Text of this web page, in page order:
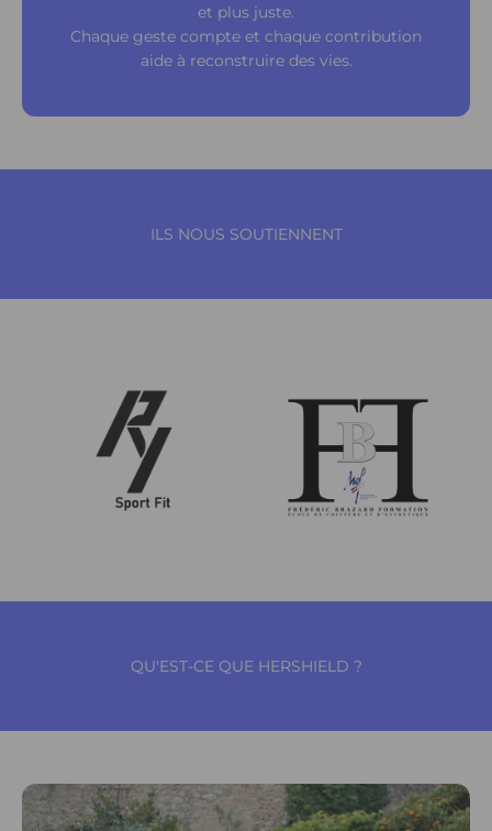
et plus juste.
Chaque geste compte et chaque contribution
aide à reconstruire des vies.
ILS NOUS SOUTIENNENT
QU'EST-CE QUE HERSHIELD ?